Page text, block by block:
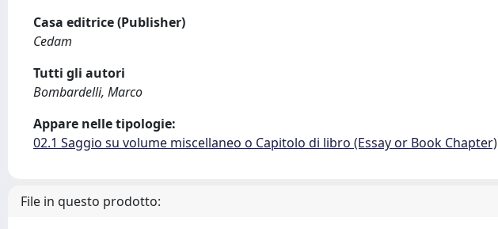
Casa editrice (Publisher)
Cedam
Tutti gli autori
Bombardelli, Marco
Appare nelle tipologie:
02.1 Saggio su volume miscellaneo o Capitolo di libro (Essay or Book Chapter)
File in questo prodotto: